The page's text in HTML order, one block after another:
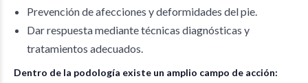
Prevención de afecciones y deformidades del pie.
Dar respuesta mediante técnicas diagnósticas y
tratamientos adecuados.
Dentro de la podología existe un amplio campo de acción: